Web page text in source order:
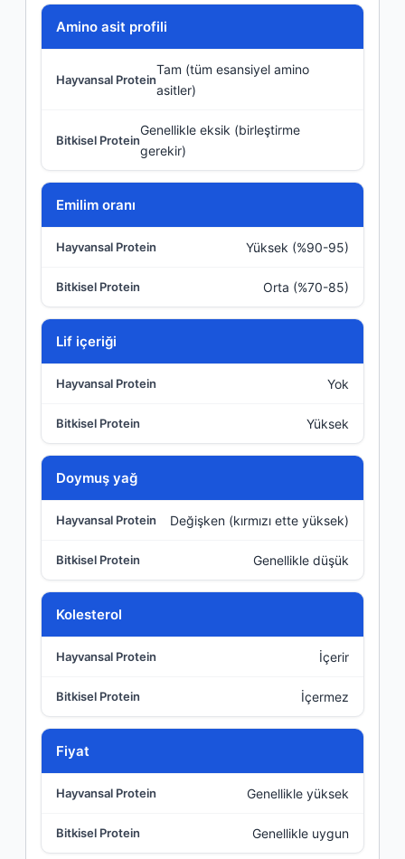
Özellik
Hayvansal Protein
Amino asit profili
Tam (tüm esansiyel amino
asitler)
Genellikle eksik (birleştirme
gerekir)
Emilim oranı
Yüksek (%90-95)
Orta (%70-85)
Lif içeriği
Yok
Yüksek
Doymuş yağ
Değişken (kırmızı ette yüksek)
Genellikle düşük
Kolesterol
İçerir
İçermez
Fiyat
Genellikle yüksek
Genellikle uygun